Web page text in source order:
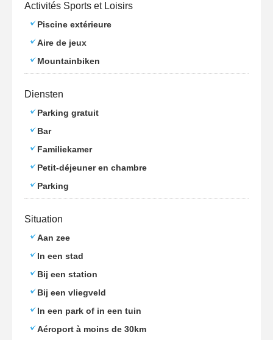
Activités Sports et Loisirs
Piscine extérieure
Aire de jeux
Mountainbiken
Diensten
Parking gratuit
Bar
Familiekamer
Petit-déjeuner en chambre
Parking
Situation
Aan zee
In een stad
Bij een station
Bij een vliegveld
In een park of in een tuin
Aéroport à moins de 30km